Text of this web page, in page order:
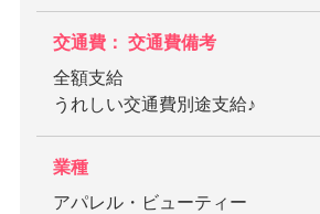
交通費： 交通費備考
全額支給
うれしい交通費別途支給♪
業種
アパレル・ビューティー